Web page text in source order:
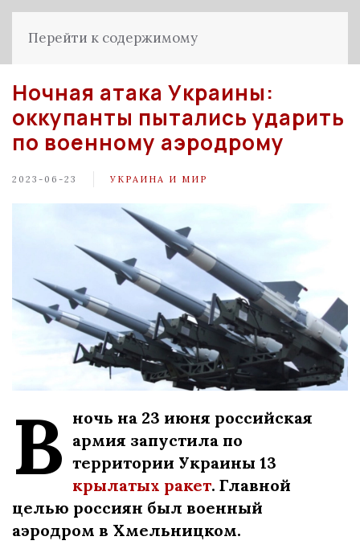
Перейти к содержимому
Ночная атака Украины:
оккупанты пытались ударить
по военному аэродрому
2023-06-23 УКРАИНА И МИР
В ночь на 23 июня российская
армия запустила по
территории Украины 13
крылатых ракет. Главной
целью россиян был военный
аэродром в Хмельницком.